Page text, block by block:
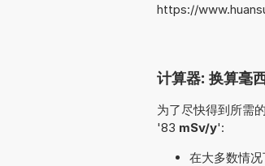
https://
计算器: 换算毫
为了尽快得到所需
'83 mSv/y':
在大多数情